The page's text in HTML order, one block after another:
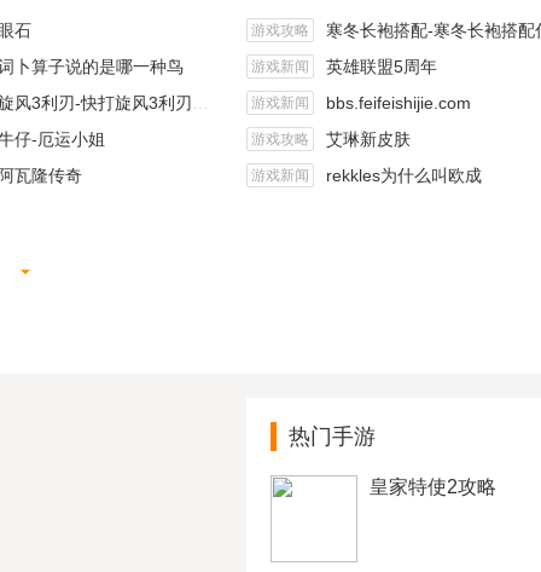
石 游戏攻略
寒冬长袍搭配-寒冬长袍搭配什么
卜算子说的是哪一种鸟
游戏新闻
英雄联盟5周年
风3利刃-快打旋风3利刃九龙壁
游戏新闻
bbs.feifeishijie.com
仔-厄运小姐
游戏攻略
艾琳新皮肤
瓦隆传奇
游戏新闻 rekkles为什么叫欧成
热门手游
皇家特使2攻略